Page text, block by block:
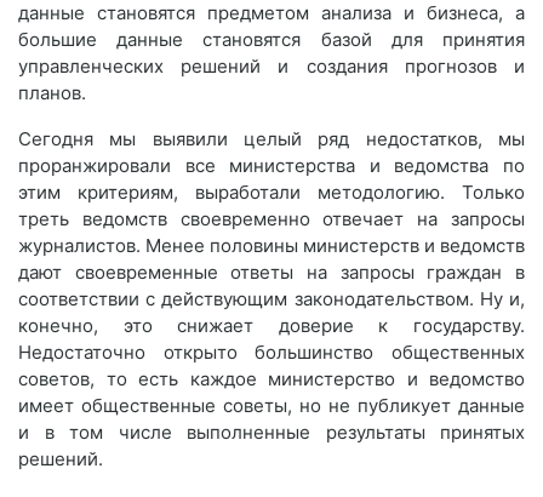
данные становятся предметом анализа и бизнеса, а
большие данные становятся базой для принятия
управленческих решений и создания прогнозов и
планов.
Сегодня мы выявили целый ряд недостатков, мы
проранжировали все министерства и ведомства по
этим критериям, выработали методологию. Только
треть ведомств своевременно отвечает на запросы
журналистов. Менее половины министерств и ведомств
дают своевременные ответы на запросы граждан в
соответствии с действующим законодательством. Ну и,
конечно, это снижает доверие к государству.
Недостаточно открыто большинство общественных
советов, то есть каждое министерство и ведомство
имеет общественные советы, но не публикует данные
и в том числе выполненные результаты принятых
решений.